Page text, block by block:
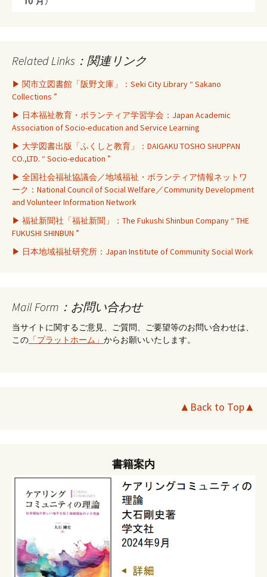
Related Links：関連リンク
▶ 関市立図書館「阪野文庫」：Seki City Library “ Sakano
Collections ”
▶ 日本福祉教育・ボランティア学習学会：Japan Academic
Association of Socio-education and Service Learning
▶ 大学図書出版「ふくしと教育」：DAIGAKU TOSHO SHUPPAN
CO.,LTD. “ Socio-education ”
▶ 全国社会福祉協議会／地域福祉・ボランティア情報ネットワ
ーク：National Council of Social Welfare／Community Development
and Volunteer Information Network
▶ 福祉新聞社「福祉新聞」：The Fukushi Shinbun Company “ THE
FUKUSHI SHINBUN ”
▶ 日本地域福祉研究所：Japan Institute of Community Social Work
Mail Form：お問い合わせ
当サイトに関するご意見、ご質問、ご要望等のお問い合わせは、
この 「プラットホーム」 からお願いいたします。
▲Back to Top▲
書籍案内